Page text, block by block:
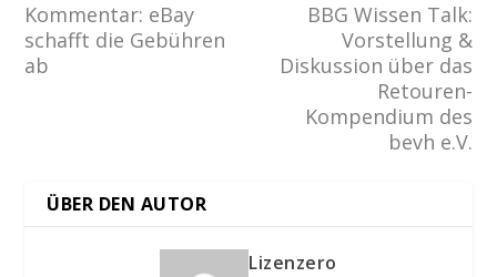
Kommentar: eBay
schafft die Gebühren
ab
BBG Wissen Talk:
Vorstellung &
Diskussion über das
Retouren-
Kompendium des
bevh e.V.
ÜBER DEN AUTOR
Lizenzero